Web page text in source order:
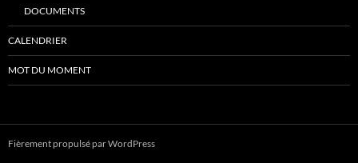
DOCUMENTS
CALENDRIER
MOT DU MOMENT
Fièrement propulsé par WordPress